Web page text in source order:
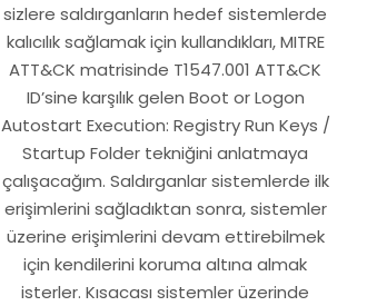
sizlere saldırganların hedef sistemlerde
kalıcılık sağlamak için kullandıkları, MITRE
ATT&CK matrisinde T1547.001 ATT&CK
ID’sine karşılık gelen Boot or Logon
Autostart Execution: Registry Run Keys /
Startup Folder tekniğini anlatmaya
çalışacağım. Saldırganlar sistemlerde ilk
erişimlerini sağladıktan sonra, sistemler
üzerine erişimlerini devam ettirebilmek
için kendilerini koruma altına almak
isterler. Kısacası sistemler üzerinde